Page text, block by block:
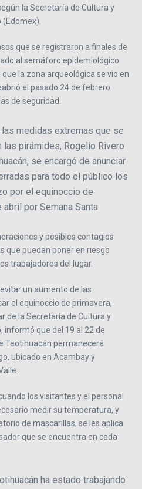
la Secretaría de Cultura y
que se registraron a finales de
al semáforo epidemiológico
la zona arqueológica se vio en
el pasado 24 de febrero
de seguridad.
medidas extremas que se
pirámides, Rogelio Rivero
se encargó de anunciar
para todo el público los
por el equinoccio de
por Semana Santa.
y posibles contagios
que puedan poner en riesgo
trabajadores del lugar.
un aumento de las
el equinoccio de primavera,
de la Secretaría de Cultura y
informó que del 19 al 22 de
Teotihuacán permanecerá
ubicado en Acambay y
los visitantes y el personal
medir su temperatura, y
de mascarillas, se les aplica
que se encuentra en cada
ha estado trabajando